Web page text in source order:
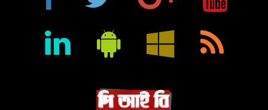
শিক্ষা প্রতিষ্ঠান জ্ঞানের বাতিঘর, শিক্ষকরা সেই আলোর বাহক: তথ্যমন্ত্রী
বায়েজিদ বোস্তামী থানার অভিযানে নিষিদ্ধ ঘোষিত আ. লীগের কর্মী